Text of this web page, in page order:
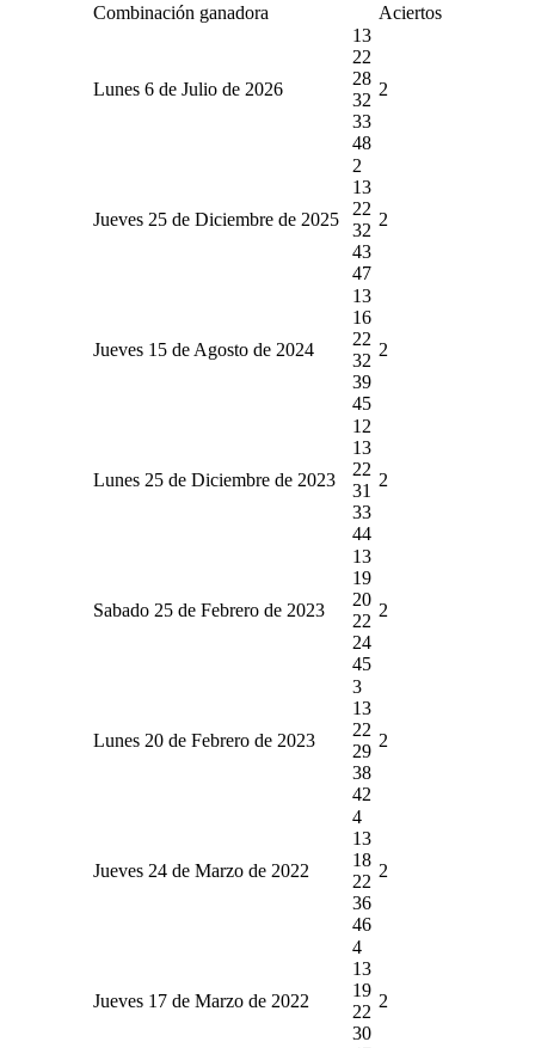
Combinación ganadora Aciertos
Lunes 6 de Julio de 2026
13
22
28
32
33
48
2
Jueves 25 de Diciembre de 2025
2
13
22
32
43
47
2
Jueves 15 de Agosto de 2024
13
16
22
32
39
45
2
Lunes 25 de Diciembre de 2023
12
13
22
31
33
44
2
Sabado 25 de Febrero de 2023
13
19
20
22
24
45
2
Lunes 20 de Febrero de 2023
3
13
22
29
38
42
2
Jueves 24 de Marzo de 2022
4
13
18
22
36
46
2
Jueves 17 de Marzo de 2022
4
13
19
22
30
2